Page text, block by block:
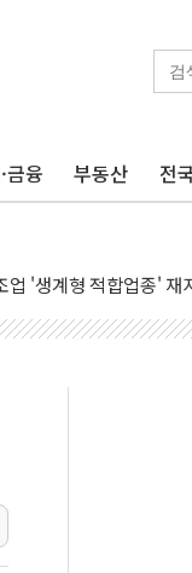
금융 부동산 전
서 '팔도음식대전'
해 53억원 상당 통큰
추가 완화 불확실성에
늘 부동산 2차 회의 外
모델 발탁… 부산 광안서
에 15% 관세…한국 등엔
단' 행정명령 서명…출
것"…군수품 부족설 일